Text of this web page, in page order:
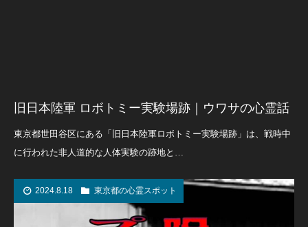
旧日本陸軍 ロボトミー実験場跡｜ウワサの心霊話
東京都世田谷区にある「旧日本陸軍ロボトミー実験場跡」は、戦時中
に行われた非人道的な人体実験の跡地と…
2024.8.18 東京都の心霊スポット